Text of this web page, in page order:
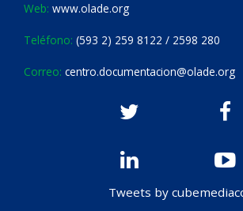
Web: www.olade.org
Teléfono: (593 2) 259 8122 / 2598 280
Correo: centro.documentacion@olade.org
Tweets by